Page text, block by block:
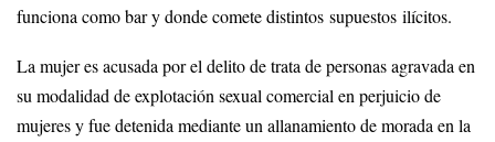
funciona como bar y donde comete distintos supuestos ilícitos.
La mujer es acusada por el delito de trata de personas agravada en
su modalidad de explotación sexual comercial en perjuicio de
mujeres y fue detenida mediante un allanamiento de morada en la